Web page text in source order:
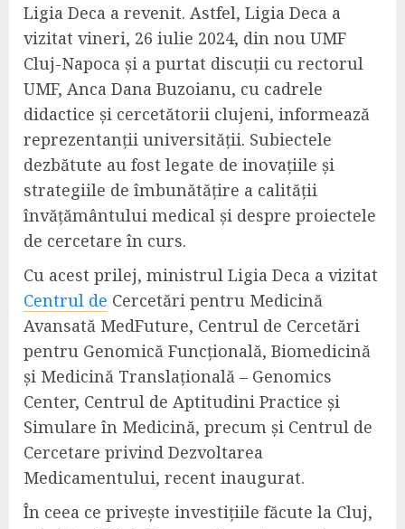
Ligia Deca a revenit. Astfel, Ligia Deca a
vizitat vineri, 26 iulie 2024, din nou UMF
Cluj-Napoca și a purtat discuții cu rectorul
UMF, Anca Dana Buzoianu, cu cadrele
didactice și cercetătorii clujeni, informează
reprezentanții universității. Subiectele
dezbătute au fost legate de inovațiile și
strategiile de îmbunătățire a calității
învățământului medical și despre proiectele
de cercetare în curs.
Cu acest prilej, ministrul Ligia Deca a vizitat
Centrul de Cercetări pentru Medicină
Avansată MedFuture, Centrul de Cercetări
pentru Genomică Funcțională, Biomedicină
și Medicină Translațională – Genomics
Center, Centrul de Aptitudini Practice și
Simulare în Medicină, precum și Centrul de
Cercetare privind Dezvoltarea
Medicamentului, recent inaugurat.
În ceea ce privește investițiile făcute la Cluj,